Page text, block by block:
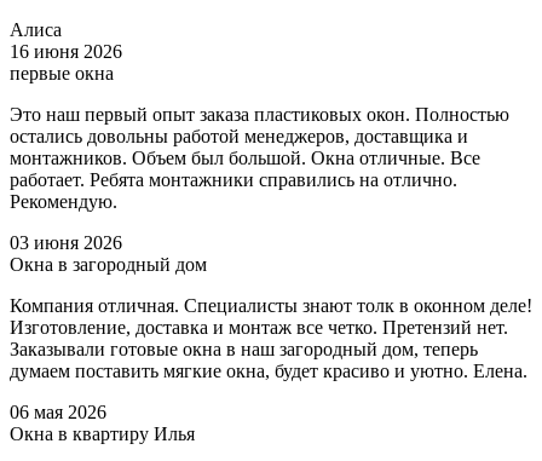
Алиса
16 июня 2026
первые окна
Это наш первый опыт заказа пластиковых окон. Полностью
остались довольны работой менеджеров, доставщика и
монтажников. Объем был большой. Окна отличные. Все
работает. Ребята монтажники справились на отлично.
Рекомендую.
03 июня 2026
Окна в загородный дом
Компания отличная. Специалисты знают толк в оконном деле!
Изготовление, доставка и монтаж все четко. Претензий нет.
Заказывали готовые окна в наш загородный дом, теперь
думаем поставить мягкие окна, будет красиво и уютно. Елена.
06 мая 2026
Окна в квартиру Илья